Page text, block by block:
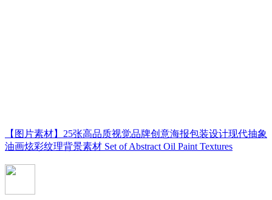
【图片素材】25张高品质视觉品牌创意海报包装设计现代抽象
油画炫彩纹理背景素材 Set of Abstract Oil Paint Textures